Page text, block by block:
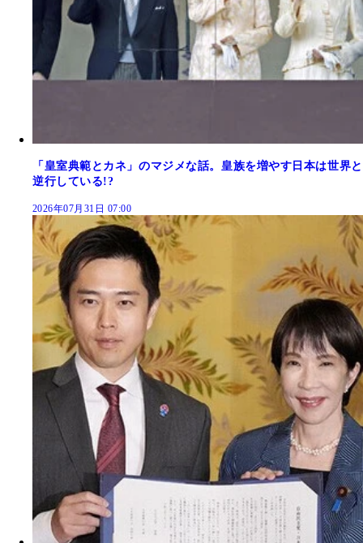
「皇室典範とカネ」のマジメな話。皇族を増やす日本は世界と
逆行している!?
2026年07月31日 07:00